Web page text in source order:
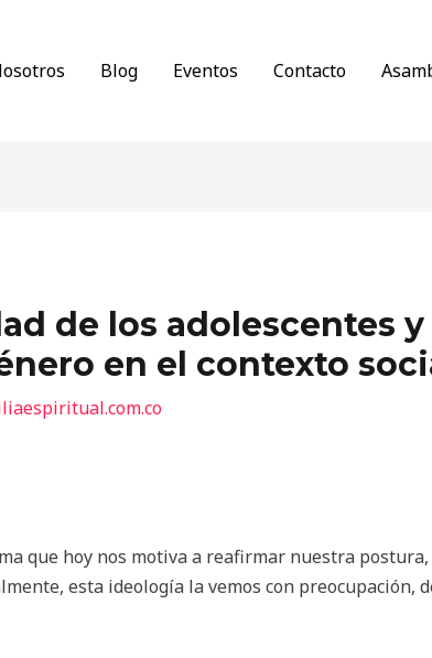
Blog Eventos Contacto
de los adolescentes
en el contexto
que hoy nos motiva a reafirmar nuestra
esta ideología la vemos con